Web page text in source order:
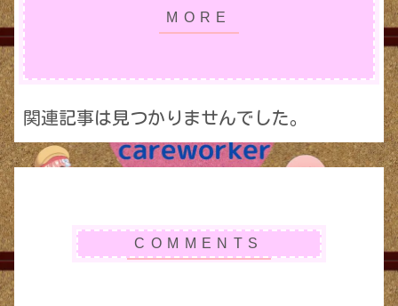
関連記事は見つかりませんでした。